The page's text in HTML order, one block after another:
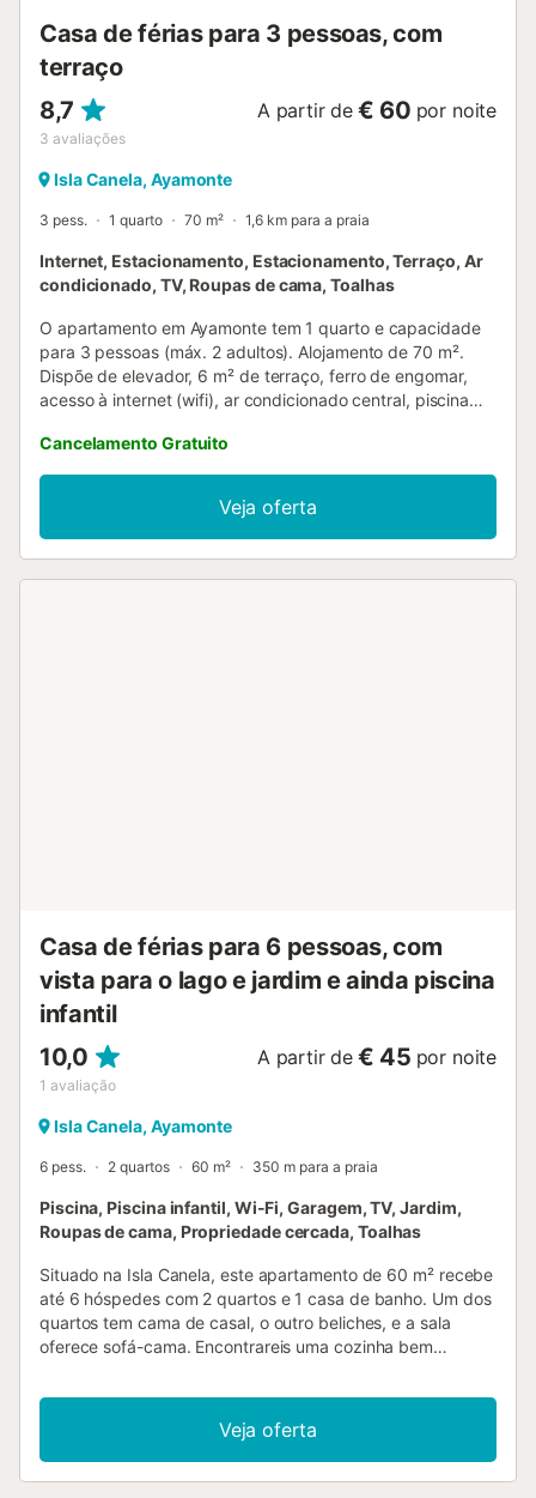
Casa de férias para 3 pessoas, com
terraço
8,7
3 avaliações
A partir de € 60 por noite
Isla Canela, Ayamonte
3 pess. 1 quarto 70 m² 1,6 km para a praia
Internet, Estacionamento, Estacionamento, Terraço, Ar
condicionado, TV, Roupas de cama, Toalhas
O apartamento em Ayamonte tem 1 quarto e capacidade
para 3 pessoas (máx. 2 adultos). Alojamento de 70 m².
Dispõe de elevador, 6 m² de terraço, ferro de engomar,
acesso à internet (wifi), ar condicionado central, piscina
televisão. A cozinha independente, em vitrocerâmica, está
equipada com frigorífico, micro-ondas, forno, congelador,
máquina de lavar roupa, loiça/talheres, utensílios/cozinha,
máquina de café, torradeira, chaleira elétrica e
espremedor....
Cancelamento Gratuito
Veja oferta
Casa de férias para 6 pessoas, com
vista para o lago e jardim e ainda piscina
infantil
10,0
1 avaliação
A partir de € 45 por noite
Isla Canela, Ayamonte
6 pess. 2 quartos 60 m² 350 m para a praia
Piscina, Piscina infantil, Wi-Fi, Garagem, TV, Jardim,
Roupas de cama, Propriedade cercada, Toalhas
Situado na Isla Canela, este apartamento de 60 m² recebe
até 6 hóspedes com 2 quartos e 1 casa de banho. Um dos
quartos tem cama de casal, o outro beliches, e a sala
oferece sofá-cama. Encontrareis uma cozinha bem
máquina de café de cápsulas, máquina de lavar loiça e
utensílios completos. Entre as comodidades, destacam-se
Wi-Fi de alta velocidade adequado para videochamadas,
televisão na sala e no quarto principal, máquina de lavar
Veja oferta